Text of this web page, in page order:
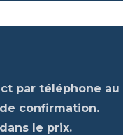
par téléphone au
confirmation.
le prix.